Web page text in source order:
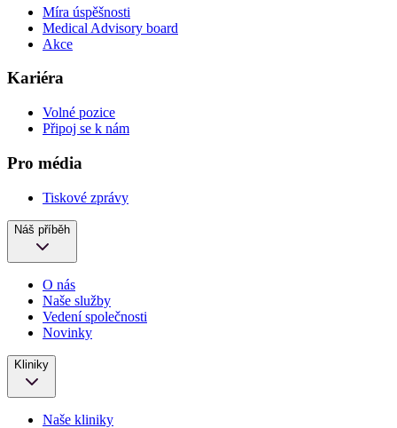
Míra úspěšnosti
Medical Advisory board
Akce
Kariéra
Volné pozice
Připoj se k nám
Pro média
Tiskové zprávy
Náš příběh
O nás
Naše služby
Vedení společnosti
Novinky
Kliniky
Naše kliniky